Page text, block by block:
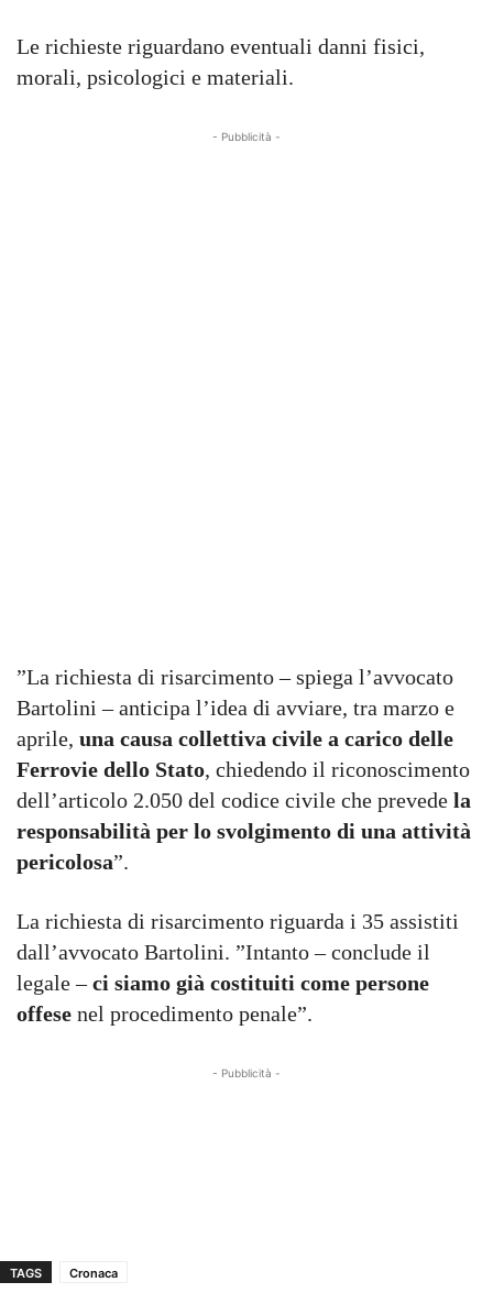
Le richieste riguardano eventuali danni fisici,
morali, psicologici e materiali.
- Pubblicità -
”La richiesta di risarcimento – spiega l’avvocato
Bartolini – anticipa l’idea di avviare, tra marzo e
aprile, una causa collettiva civile a carico delle
Ferrovie dello Stato, chiedendo il riconoscimento
dell’articolo 2.050 del codice civile che prevede la
responsabilità per lo svolgimento di una attività
pericolosa”.
La richiesta di risarcimento riguarda i 35 assistiti
dall’avvocato Bartolini. ”Intanto – conclude il
legale –ci siamo già costituiti come persone
offese nel procedimento penale”.
- Pubblicità -
TAGS Cronaca